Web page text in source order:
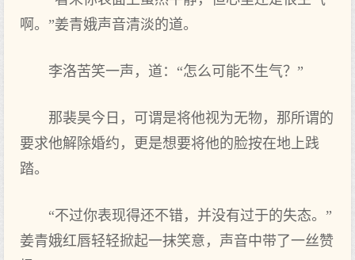
啊。”姜青娥声音清淡的道。
李洛苦笑一声，道：“怎么可能不生气？”
那裴昊今日，可谓是将他视为无物，那所谓的
要求他解除婚约，更是想要将他的脸按在地上践
踏。
“不过你表现得还不错，并没有过于的失态。”
姜青娥红唇轻轻掀起一抹笑意，声音中带了一丝赞